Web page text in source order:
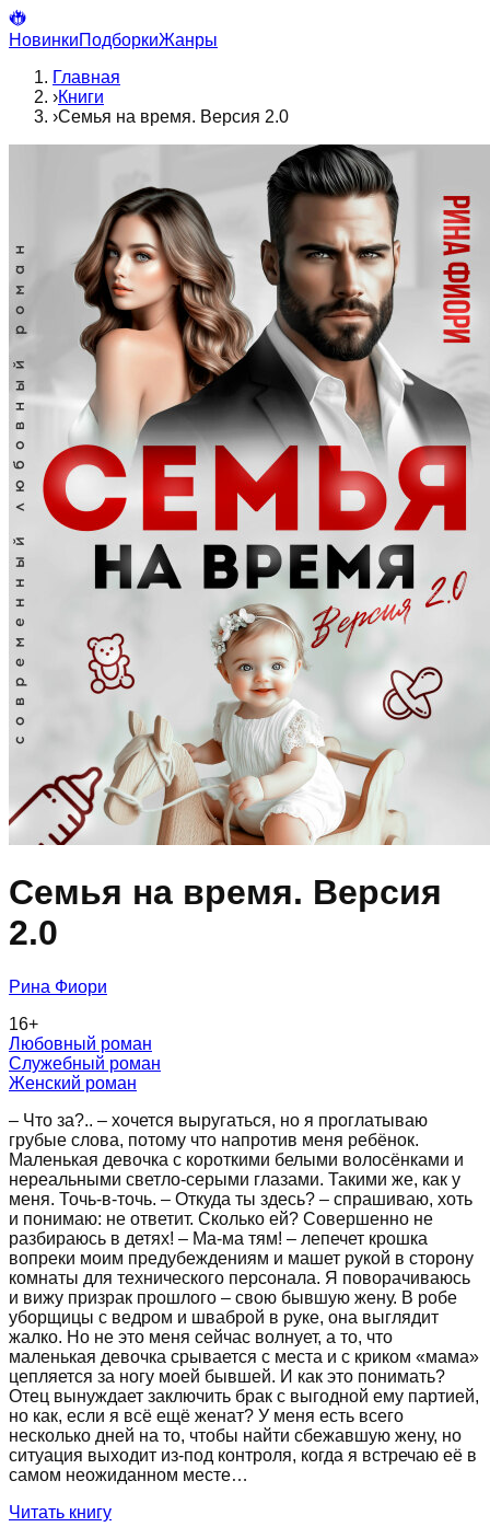
НовинкиПодборкиЖанры
Главная
›Книги
›Семья на время. Версия 2.0
Семья на время. Версия
2.0
Рина Фиори
16+
Любовный роман
Служебный роман
Женский роман
– Что за?.. – хочется выругаться, но я проглатываю
грубые слова, потому что напротив меня ребёнок.
Маленькая девочка с короткими белыми волосёнками и
нереальными светло-серыми глазами. Такими же, как у
меня. Точь-в-точь. – Откуда ты здесь? – спрашиваю, хоть
и понимаю: не ответит. Сколько ей? Совершенно не
разбираюсь в детях! – Ма-ма тям! – лепечет крошка
вопреки моим предубеждениям и машет рукой в сторону
комнаты для технического персонала. Я поворачиваюсь
и вижу призрак прошлого – свою бывшую жену. В робе
уборщицы с ведром и шваброй в руке, она выглядит
жалко. Но не это меня сейчас волнует, а то, что
маленькая девочка срывается с места и с криком «мама»
цепляется за ногу моей бывшей. И как это понимать?
Отец вынуждает заключить брак с выгодной ему партией,
но как, если я всё ещё женат? У меня есть всего
несколько дней на то, чтобы найти сбежавшую жену, но
ситуация выходит из-под контроля, когда я встречаю её в
самом неожиданном месте…
Читать книгу